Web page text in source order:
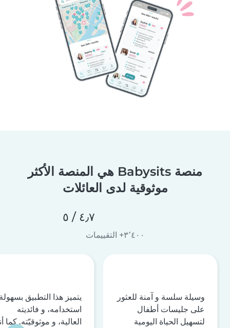
منصة Babysits هي المنصة الأكثر
موثوقية لدى العائلات
٤٫٧ / ٥
٣٬٤٠٠+ التقييمات
وسيلة سلسة و آمنة للعثور
على جليسات أطفال
لتسهيل الحياة اليومية
يتميز هذا التطبيق
استخدامه، و فائديته
العالية، و موثوقيّته. كما